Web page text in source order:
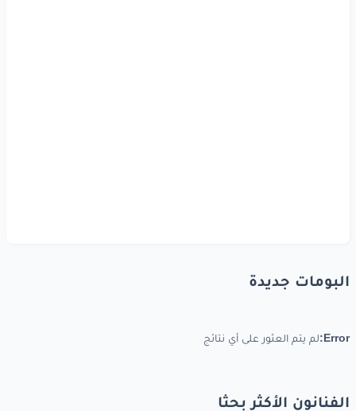
البومات جديدة
Error: لم يتم العثور على أي نتائج
الفنانون الأكثر بحثا